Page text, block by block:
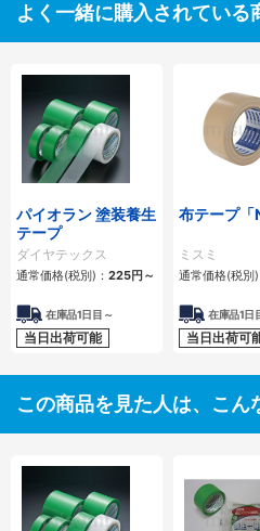
よく一緒に購入されている
パイオラン 塗装養生
テープ
ダイヤテックス
通常価格(税別)： 225円 ～
在庫品1日目～
当日出荷可能
布テープ「
ミスミ
通常価格(税別)
在庫品1日
当日出荷可
この商品を見た人は、こん